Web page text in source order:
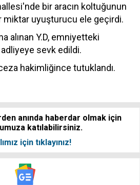
bir aracın koltuğunun
miktar uyuşturucu ele geçirdi.
alınan Y.D, emniyetteki
sevk edildi.
ceza hakimliğince tutuklandı.
anında haberdar olmak için
katılabilirsiniz.
için tıklayınız!